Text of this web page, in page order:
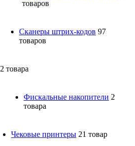
товаров
Сканеры штрих-кодов 97
товаров
2 товара
Фискальные накопители 2
товара
Чековые принтеры 21 товар